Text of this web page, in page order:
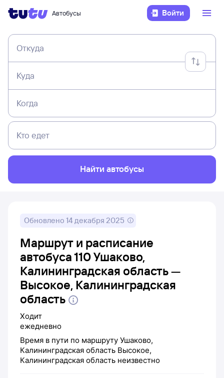
Автобусы Войти
Откуда
Куда
Когда
Кто едет
Найти автобусы
Обновлено 14 декабря 2025
Маршрут и расписание
автобуса 110 Ушаково,
Калининградская область —
Высокое, Калининградская
область
Ходит
ежедневно
Время в пути по маршруту Ушаково,
Калининградская область Высокое,
Калининградская область неизвестно